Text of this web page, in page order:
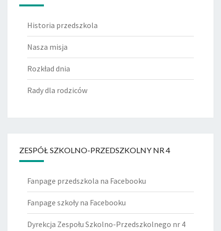
Historia przedszkola
Nasza misja
Rozkład dnia
Rady dla rodziców
ZESPÓŁ SZKOLNO-PRZEDSZKOLNY NR 4
Fanpage przedszkola na Facebooku
Fanpage szkoły na Facebooku
Dyrekcja Zespołu Szkolno-Przedszkolnego nr 4